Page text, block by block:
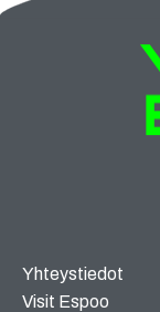
Yhteystiedot
Visit Espoo